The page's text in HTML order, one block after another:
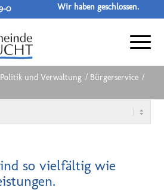
0 Wir haben geschlossen.
Politik und Verwaltung / Bürgerservice /
so vielfältig wie